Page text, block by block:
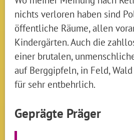
nichts verloren haben sind
öffentliche Räume, allen
Kindergärten. Auch die
einer brutalen,
auf Berggipfeln, in Feld,
für sehr entbehrlich.
Geprägte Präger